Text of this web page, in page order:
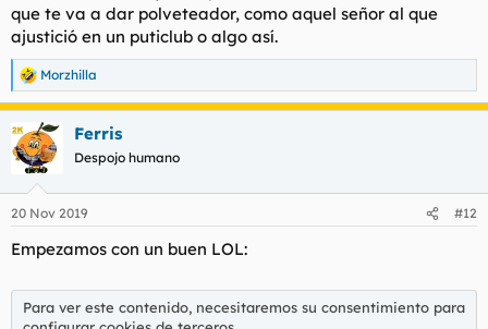
que te va a dar polveteador, como aquel señor al que
ajustició en un puticlub o algo así.
R
e
a
c
c
e
:
Morzhilla
Ferris
Despojo humano
20 Nov 2019 #12
Empezamos con un buen LOL:
Para ver este contenido, necesitaremos su consentimiento para